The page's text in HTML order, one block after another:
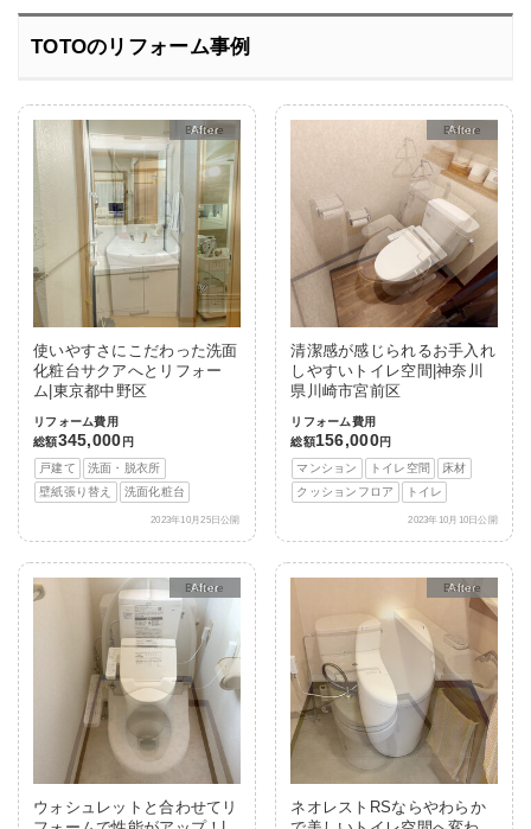
TOTOのリフォーム事例
After
使いやすさにこだわった洗面
化粧台サクアへとリフォー
ム|東京都中野区
リフォーム費用
総額345,000 円
戸建て
洗面・脱衣所
壁紙張り替え
洗面化粧台
2023年10月25日公開
After
清潔感が感じられるお手入れ
しやすいトイレ空間|神奈川
県川崎市宮前区
リフォーム費用
総額156,000円
マンション
トイレ空間
床材
クッションフロア
トイレ
2023年10月10日公開
After
ウォシュレットと合わせてリ
After
ネオレストRSならやわらか